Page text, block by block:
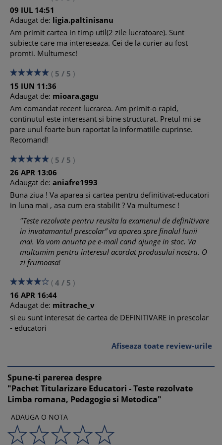
............................................................................................ 23
Literatura romana: Hanu Ancutei – Mihail Sadoveanu –
particularitatile unei povestiri
Testul nr. 8
............................................................................................ 25
Literatura romana: Hanu Ancutei – Mihail Sadoveanu –
caracterizarea unui personaj dintr-o povestire
Testul nr. 9
............................................................................................ 27
Literatura romana: Moara cu noroc – I. Slavici –
particularitatile nuvelei
Testul nr. 10
.......................................................................................... 28
Literatura romana: Moara cu noroc – I. Slavici –
Testul nr. 11
.......................................................................................... 31
Literatura romana: Ultima noapte de dragoste, intaia noapte
de razboi – Camil Petrescu – particularitatile romanului
Testul nr. 12
Literatura romana: Ultima noapte de dragoste, intaia noapte
de razboi – Camil Petrescu – caracterizarea unui personaj
dintr-un roman
Testul nr. 13
.......................................................................................... 36
Literatura romana: O scrisoare pierduta – I.L. Caragiale –
particularitatile speciei dramatice (comedia)
Testul nr. 14
.......................................................................................... 38
Literatura romana: O scrisoare pierduta – I.L. Caragiale –
caracterizarea unui personaj dintr-o opera dramatica
.......................................................................................... 40
particularitatile unui pastel
Testul nr. 16
.......................................................................................... 42
Literatura romana: Floare albastra – Mihai Eminescu –
Testul nr. 17
.......................................................................................... 44
Literatura romana: Mezul iernei – Vasile Alecsandri –
09 IUL 14:51
Adaugat de: ligia.paltinisanu
Am primit cartea in timp util(2 zile lucratoare). Sunt
subiecte care ma intereseaza. Cei de la curier au fost
promti. Multumesc!
( 5 / 5 )
15 IUN 11:36
Adaugat de: mioara.gagu
Am comandat recent lucrarea. Am primit-o rapid,
continutul este interesant si bine structurat. Pretul mi se
pare unul foarte bun raportat la informatiile cuprinse.
Recomand!
( 5 / 5 )
26 APR 13:06
Adaugat de: aniafre1993
Buna ziua ! Va aparea si cartea pentru definitivat-educatori
in luna mai , asa cum era stabilit ? Va multumesc !
"Teste rezolvate pentru reusita la examenul de definitivare
in invatamantul prescolar” va aparea spre finalul lunii
mai. Va vom anunta pe e-mail cand ajunge in stoc. Va
multumim pentru interesul acordat produsului nostru. O
zi frumoasa!
( 4 / 5 )
16 APR 16:44
Adaugat de: mitrache_v
si eu sunt interesat de cartea de DEFINITIVARE in prescolar
- educatori
Afiseaza toate review-urile
Spune-ti parerea despre
"Pachet Titularizare Educatori - Teste rezolvate
Limba romana, Pedagogie si Metodica"
ADAUGA O NOTA